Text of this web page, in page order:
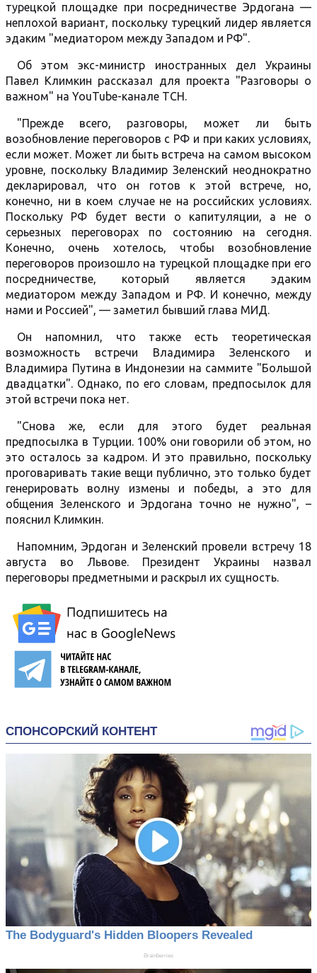
турецкой площадке при посредничестве Эрдогана —
неплохой вариант, поскольку турецкий лидер является
эдаким "медиатором между Западом и РФ".
Об этом экс-министр иностранных дел Украины
Павел Климкин рассказал для проекта "Разговоры о
важном" на YouTube-канале ТСН.
"Прежде всего, разговоры, может ли быть
возобновление переговоров с РФ и при каких условиях,
если может. Может ли быть встреча на самом высоком
уровне, поскольку Владимир Зеленский неоднократно
декларировал, что он готов к этой встрече, но,
конечно, ни в коем случае не на российских условиях.
Поскольку РФ будет вести о капитуляции, а не о
серьезных переговорах по состоянию на сегодня.
Конечно, очень хотелось, чтобы возобновление
переговоров произошло на турецкой площадке при его
посредничестве, который является эдаким
медиатором между Западом и РФ. И конечно, между
нами и Россией", — заметил бывший глава МИД.
Он напомнил, что также есть теоретическая
возможность встречи Владимира Зеленского и
Владимира Путина в Индонезии на саммите "Большой
двадцатки". Однако, по его словам, предпосылок для
этой встречи пока нет.
"Снова же, если для этого будет реальная
предпосылка в Турции. 100% они говорили об этом, но
это осталось за кадром. И это правильно, поскольку
проговаривать такие вещи публично, это только будет
генерировать волну измены и победы, а это для
общения Зеленского и Эрдогана точно не нужно", –
пояснил Климкин.
Напомним, Эрдоган и Зеленский провели встречу 18
августа во Львове. Президент Украины назвал
переговоры предметными и раскрыл их сущность.